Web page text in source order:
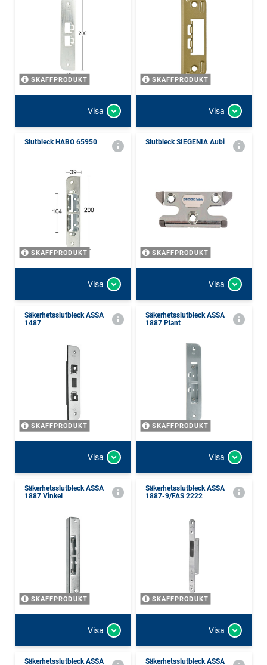
SKAFFPRODUKT
Visa
SKAFFPRODUKT
Visa
Slutbleck HABO 65950
SKAFFPRODUKT
Visa
Slutbleck SIEGENIA Aubi
SKAFFPRODUKT
Visa
Säkerhetsslutbleck ASSA
1487
SKAFFPRODUKT
Visa
Säkerhetsslutbleck ASSA
1887 Plant
SKAFFPRODUKT
Visa
Säkerhetsslutbleck ASSA
1887 Vinkel
SKAFFPRODUKT
Visa
Säkerhetsslutbleck ASSA
1887-9/FAS 2222
SKAFFPRODUKT
Visa
Säkerhetsslutbleck ASSA
Säkerhetsslutbleck ASSA